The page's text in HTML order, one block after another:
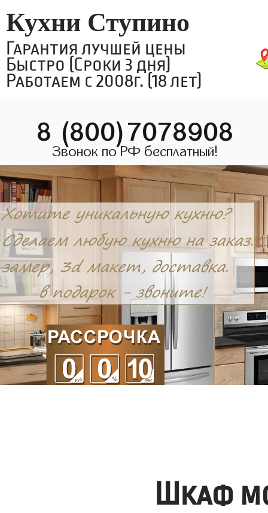
Кухни Ступино
Гарантия лучшей цены
Быстро (Сроки 3 дня)
Работаем с 2008г. (18 лет)
8 (800)7078908
Звонок по РФ бесплатный!
Шкаф